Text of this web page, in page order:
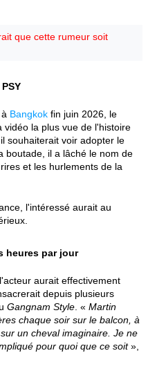
que cette rumeur soit
Bangkok fin juin 2026, le
vidéo la plus vue de l'histoire
souhaiterait voir adopter le
boutade, il a lâché le nom de
et les hurlements de la
l'intéressé aurait au
heures par jour
aurait effectivement
depuis plusieurs
Gangnam Style . « Martin
chaque soir sur le balcon, à
un cheval imaginaire. Je ne
pour quoi que ce soit»,